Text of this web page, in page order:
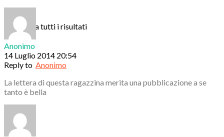
Visualizza tutti i risultati
Anonimo
14 Luglio 2014 20:54
Reply to Anonimo
La lettera di questa ragazzina merita una pubblicazione a se
tanto è bella